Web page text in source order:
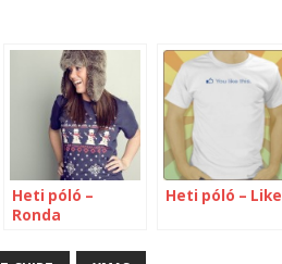
Heti póló –
Ronda
pulcsi-pólók
Heti póló – Like